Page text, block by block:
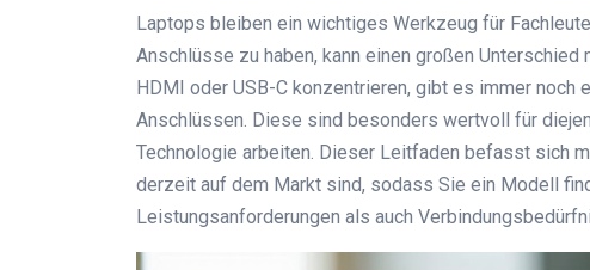
Laptops bleiben ein wichtiges Werkzeug für
Anschlüsse zu haben, kann einen großen
HDMI oder USB-C konzentrieren, gibt es immer noch
Anschlüssen. Diese sind besonders wertvoll für
Technologie arbeiten. Dieser Leitfaden befasst sich
derzeit auf dem Markt sind, sodass Sie ein Modell
Leistungsanforderungen als auch